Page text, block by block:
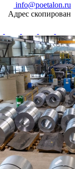
info@poetalon.ru
Адрес скопирован